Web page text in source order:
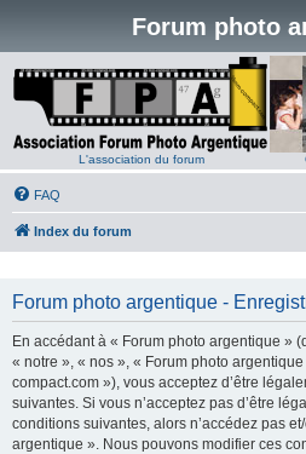
Forum photo
L'association du forum
FAQ
Index du forum
Forum photo argentique -
En accédant à « Forum photo argentique »
« notre », « nos », « Forum photo
compact.com »), vous acceptez d’être
suivantes. Si vous n’acceptez pas d’être
conditions suivantes, alors n’accédez pas
argentique ». Nous pouvons modifier ces